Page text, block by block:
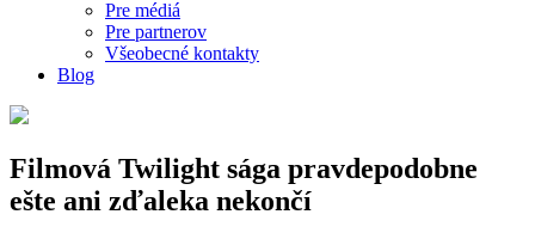
Pre médiá
Pre partnerov
Všeobecné kontakty
Blog
Filmová Twilight sága pravdepodobne
ešte ani zďaleka nekončí